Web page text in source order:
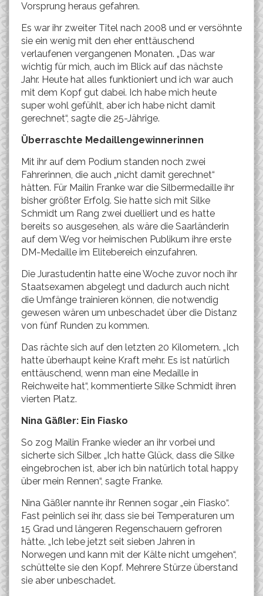
Vorsprung heraus gefahren.
Es war ihr zweiter Titel nach 2008 und er versöhnte
sie ein wenig mit den eher enttäuschend
verlaufenen vergangenen Monaten. „Das war
wichtig für mich, auch im Blick auf das nächste
Jahr. Heute hat alles funktioniert und ich war auch
mit dem Kopf gut dabei. Ich habe mich heute
super wohl gefühlt, aber ich habe nicht damit
gerechnet“, sagte die 25-Jährige.
Überraschte Medaillengewinnerinnen
Mit ihr auf dem Podium standen noch zwei
Fahrerinnen, die auch „nicht damit gerechnet“
hätten. Für Mailin Franke war die Silbermedaille ihr
bisher größter Erfolg. Sie hatte sich mit Silke
Schmidt um Rang zwei duelliert und es hatte
bereits so ausgesehen, als wäre die Saarländerin
auf dem Weg vor heimischen Publikum ihre erste
DM-Medaille im Elitebereich einzufahren.
Die Jurastudentin hatte eine Woche zuvor noch ihr
Staatsexamen abgelegt und dadurch auch nicht
die Umfänge trainieren können, die notwendig
gewesen wären um unbeschadet über die Distanz
von fünf Runden zu kommen.
Das rächte sich auf den letzten 20 Kilometern. „Ich
hatte überhaupt keine Kraft mehr. Es ist natürlich
enttäuschend, wenn man eine Medaille in
Reichweite hat“, kommentierte Silke Schmidt ihren
vierten Platz.
Nina Gäßler: Ein Fiasko
So zog Mailin Franke wieder an ihr vorbei und
sicherte sich Silber. „Ich hatte Glück, dass die Silke
eingebrochen ist, aber ich bin natürlich total happy
über mein Rennen“, sagte Franke.
Nina Gäßler nannte ihr Rennen sogar „ein Fiasko“.
Fast peinlich sei ihr, dass sie bei Temperaturen um
15 Grad und längeren Regenschauern gefroren
hätte. „Ich lebe jetzt seit sieben Jahren in
Norwegen und kann mit der Kälte nicht umgehen“,
schüttelte sie den Kopf. Mehrere Stürze überstand
sie aber unbeschadet.